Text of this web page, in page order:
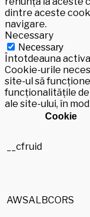
dintre aceste
navigare.
Necessary
Necessary
Întotdeauna
Cookie-urile
site-ul să
funcționalitățile
ale site-ului, în
Cookie
__cfruid
AWSALBCORS